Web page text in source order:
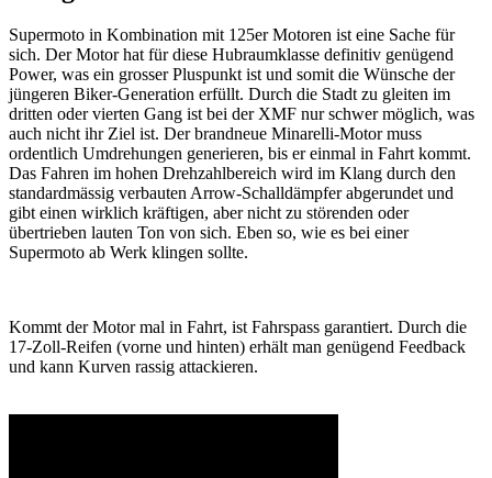
Supermoto in Kombination mit 125er Motoren ist eine Sache für
sich. Der Motor hat für diese Hubraumklasse definitiv genügend
Power, was ein grosser Pluspunkt ist und somit die Wünsche der
jüngeren Biker-Generation erfüllt. Durch die Stadt zu gleiten im
dritten oder vierten Gang ist bei der XMF nur schwer möglich, was
auch nicht ihr Ziel ist. Der brandneue Minarelli-Motor muss
ordentlich Umdrehungen generieren, bis er einmal in Fahrt kommt.
Das Fahren im hohen Drehzahlbereich wird im Klang durch den
standardmässig verbauten Arrow-Schalldämpfer abgerundet und
gibt einen wirklich kräftigen, aber nicht zu störenden oder
übertrieben lauten Ton von sich. Eben so, wie es bei einer
Supermoto ab Werk klingen sollte.
Kommt der Motor mal in Fahrt, ist Fahrspass garantiert. Durch die
17-Zoll-Reifen (vorne und hinten) erhält man genügend Feedback
und kann Kurven rassig attackieren.